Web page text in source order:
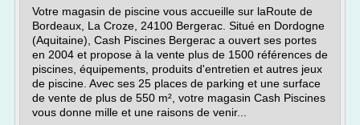
Votre magasin de piscine vous accueille sur laRoute de
Bordeaux, La Croze, 24100 Bergerac. Situé en Dordogne
(Aquitaine), Cash Piscines Bergerac a ouvert ses portes
en 2004 et propose à la vente plus de 1500 références de
piscines, équipements, produits d'entretien et autres jeux
de piscine. Avec ses 25 places de parking et une surface
de vente de plus de 550 m², votre magasin Cash Piscines
vous donne mille et une raisons de venir...